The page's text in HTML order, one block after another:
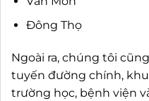
Đông Thọ
Ngoài ra, chúng tôi
tuyến đường chính,
trường học, bệnh viện